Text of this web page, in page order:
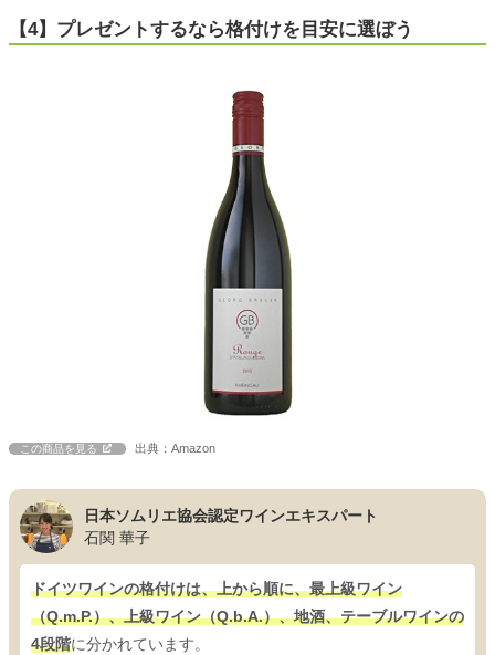
【4】プレゼントするなら格付けを目安に選ぼう
この商品を見る 出典：Amazon
日本ソムリエ協会認定ワインエキスパート
石関 華子
ドイツワインの格付けは、上から順に、最上級ワイン
（Q.m.P.）、上級ワイン（Q.b.A.）、地酒、テーブルワインの
4段階に分かれています。